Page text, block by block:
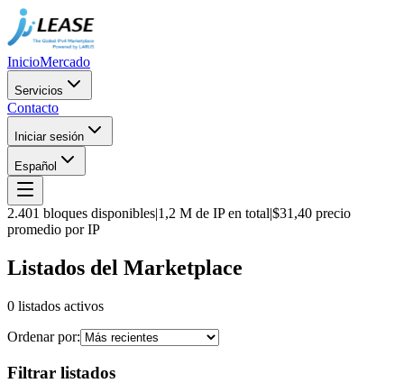
InicioMercado
Servicios
Contacto
Iniciar sesión
Español
2.401 bloques disponibles|1,2 M de IP en total|$31,40 precio
promedio por IP
Listados del Marketplace
0 listados activos
Ordenar por:
Filtrar listados